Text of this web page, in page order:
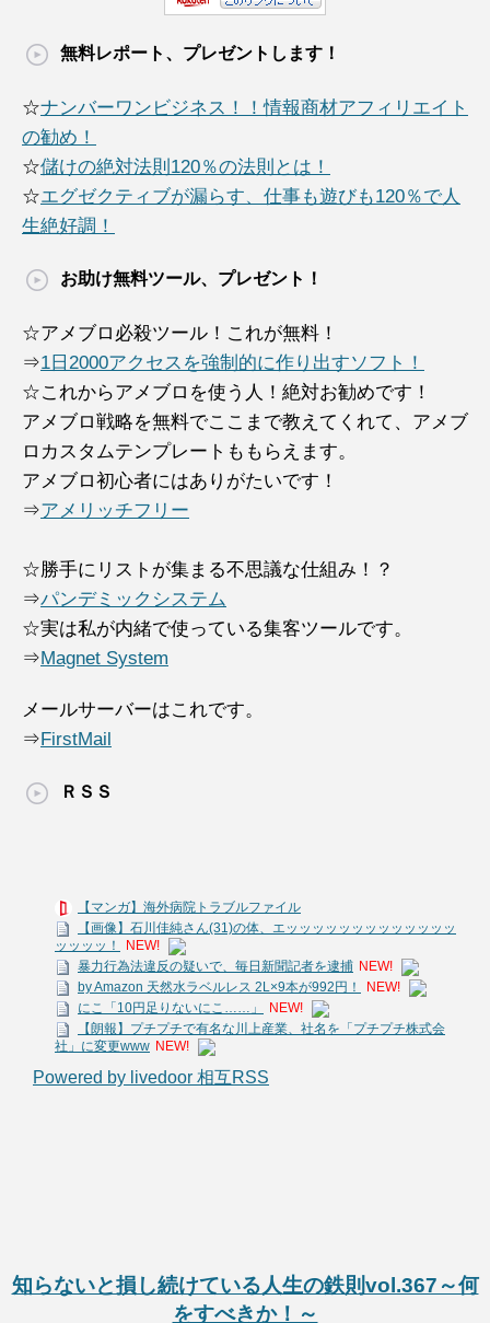
無料レポート、プレゼントします！
☆ナンバーワンビジネス！！情報商材アフィリエイト
の勧め！
☆儲けの絶対法則120％の法則とは！
☆エグゼクティブが漏らす、仕事も遊びも120％で人
生絶好調！
お助け無料ツール、プレゼント！
☆アメブロ必殺ツール！これが無料！
⇒1日2000アクセスを強制的に作り出すソフト！
☆これからアメブロを使う人！絶対お勧めです！
アメブロ戦略を無料でここまで教えてくれて、アメブ
ロカスタムテンプレートももらえます。
アメブロ初心者にはありがたいです！
⇒アメリッチフリー
☆勝手にリストが集まる不思議な仕組み！？
⇒パンデミックシステム
☆実は私が内緒で使っている集客ツールです。
⇒Magnet System
メールサーバーはこれです。
⇒FirstMail
ＲＳＳ
【マンガ】海外病院トラブルファイル
【画像】石川佳純さん(31)の体、エッッッッッッッッッッッッッ
ッッッッ！
NEW!
暴力行為法違反の疑いで、毎日新聞記者を逮捕 NEW!
by Amazon 天然水ラベルレス 2L×9本が992円！
NEW!
にこ「10円足りないにこ……」
NEW!
【朗報】プチプチで有名な川上産業、社名を「プチプチ株式会
社」に変更www NEW!
Powered by livedoor 相互RSS
知らないと損し続けている人生の鉄則vol.367～何
をすべきか！～